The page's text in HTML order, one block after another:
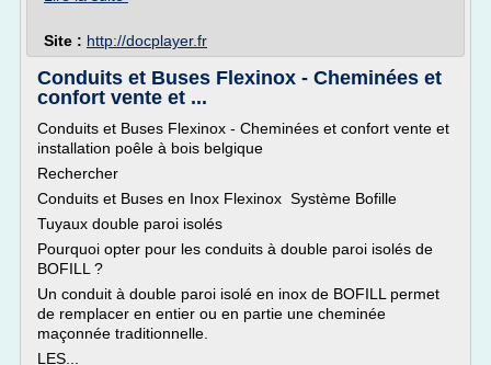
Site : http://docplayer.fr
Conduits et Buses Flexinox - Cheminées et
confort vente et ...
Conduits et Buses Flexinox - Cheminées et confort vente et
installation poêle à bois belgique
Rechercher
Conduits et Buses en Inox Flexinox Système Bofille
Tuyaux double paroi isolés
Pourquoi opter pour les conduits à double paroi isolés de
BOFILL ?
Un conduit à double paroi isolé en inox de BOFILL permet
de remplacer en entier ou en partie une cheminée
maçonnée traditionnelle.
LES...